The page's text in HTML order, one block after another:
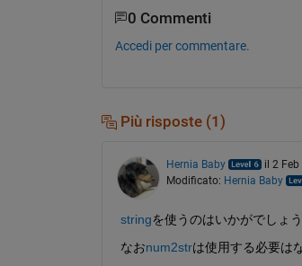
0 Commenti
Accedi per commentare.
Più risposte (1)
Hernia Baby
il 2
Modificato: Hernia Baby
stringを使うのはいかがでしょ
なおnum2strは使用する必要は